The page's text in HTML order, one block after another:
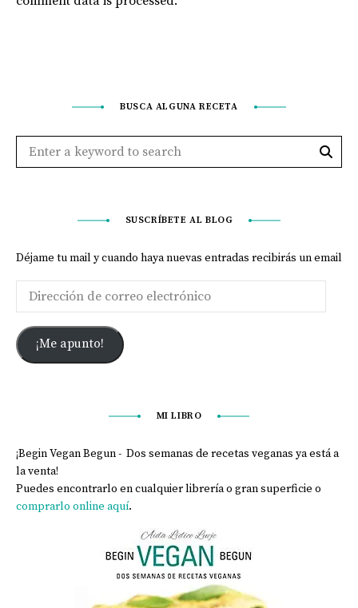
BUSCA ALGUNA RECETA
SUSCRÍBETE AL BLOG
Déjame tu mail y cuando haya nuevas entradas recibirás un email
¡Me apunto!
MI LIBRO
¡Begin Vegan Begun - Dos semanas de recetas veganas ya está a
la venta!
Puedes encontrarlo en cualquier librería o gran superficie o
comprarlo online aquí.